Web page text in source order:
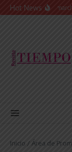
Saltar al contenido
Hot NewsMasiva
Inicio / Área de